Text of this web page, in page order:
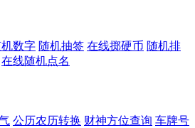
机数字 随机抽签 在线掷硬币 随机排
在线随机点名
公历农历转换 财神方位查询 车牌号